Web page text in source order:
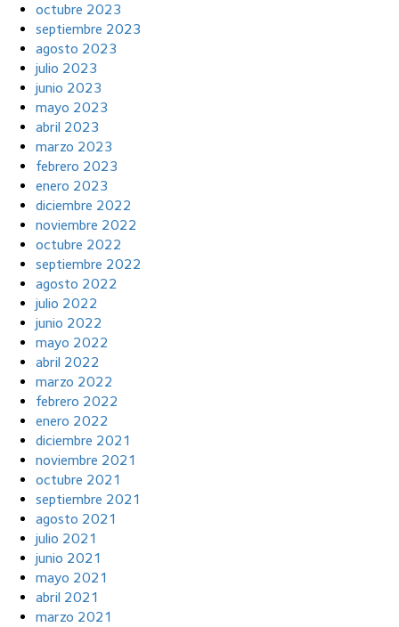
octubre 2023
septiembre 2023
agosto 2023
julio 2023
junio 2023
mayo 2023
abril 2023
marzo 2023
febrero 2023
enero 2023
diciembre 2022
noviembre 2022
octubre 2022
septiembre 2022
agosto 2022
julio 2022
junio 2022
mayo 2022
abril 2022
marzo 2022
febrero 2022
enero 2022
diciembre 2021
noviembre 2021
octubre 2021
septiembre 2021
agosto 2021
julio 2021
junio 2021
mayo 2021
abril 2021
marzo 2021